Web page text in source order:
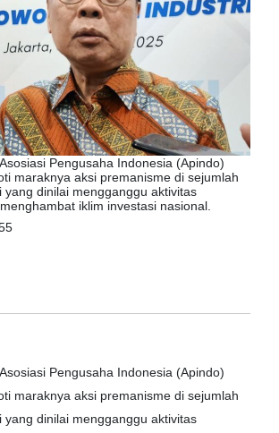
Pengusaha Indonesia (Apindo)
maraknya aksi premanisme di sejumlah
yang dinilai mengganggu aktivitas
iklim investasi nasional.
Pengusaha Indonesia (Apindo)
maraknya aksi premanisme di sejumlah
yang dinilai mengganggu aktivitas